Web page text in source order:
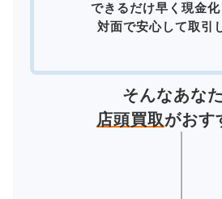
できるだけ早く現金化
対面で安心して取引
そんなあな
店頭買取がおす